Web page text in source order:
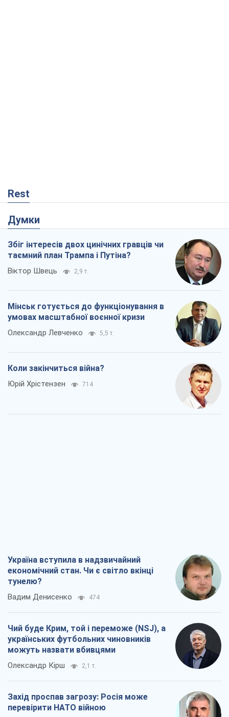
Rest
Думки
Збіг інтересів двох цинічних гравців чи
таємний план Трампа і Путіна?
Віктор Швець 2,9 т.
Мінськ готується до функціонування в
умовах масштабної воєнної кризи
Олександр Левченко 5,5 т.
Коли закінчиться війна?
Юрій Хрістензен 714
Україна вступила в надзвичайний
економічний стан. Чи є світло вкінці
тунелю?
Вадим Денисенко 474
Чий буде Крим, той і переможе (NSJ), а
українських футбольних чиновників
можуть назвати вбивцями
Олександр Кірш 2,1 т.
Захід проспав загрозу: Росія може
перевірити НАТО війною